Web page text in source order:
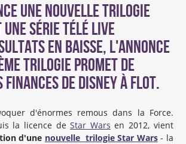
une nouvelle trilogie
une série télé live
en baisse, l'annonce
trilogie promet de
de Disney à flot.
d'énormes remous dans la Force.
la licence deStar Wars en 2012, vient
d'une nouvelle trilogie Star Wars- la